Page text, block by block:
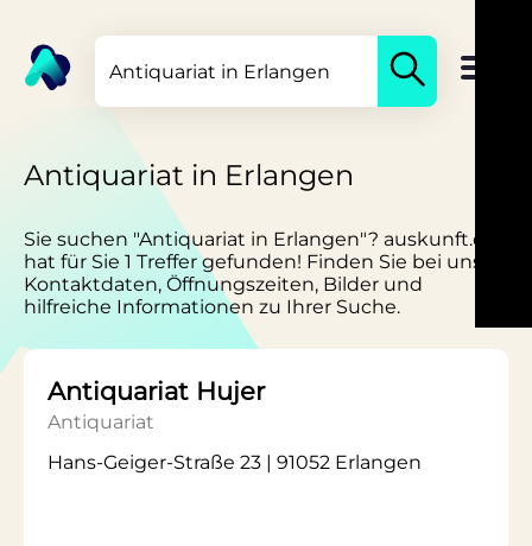
Antiquariat in Erlangen
Sie suchen "Antiquariat in Erlangen"? auskunft.de
hat für Sie 1 Treffer gefunden! Finden Sie bei uns
Kontaktdaten, Öffnungszeiten, Bilder und
hilfreiche Informationen zu Ihrer Suche.
Antiquariat Hujer
Antiquariat
Hans-Geiger-Straße 23 | 91052 Erlangen